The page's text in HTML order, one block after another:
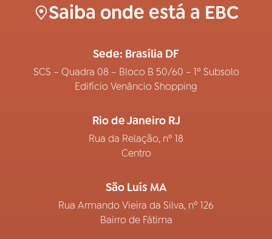
Saiba onde está a EBC
Sede: Brasília DF
SCS – Quadra 08 – Bloco B 50/60 – 1º Subsolo
Edifício Venâncio Shopping
Rio de Janeiro RJ
Rua da Relação, nº 18
Centro
São Luís MA
Rua Armando Vieira da Silva, nº 126
Bairro de Fátima